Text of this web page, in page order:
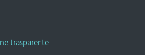
trasparente